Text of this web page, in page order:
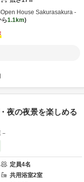
Open House Sakurasakura -
ら1.1km
夜の夜景を楽しめる
定員4名
共用浴室2室